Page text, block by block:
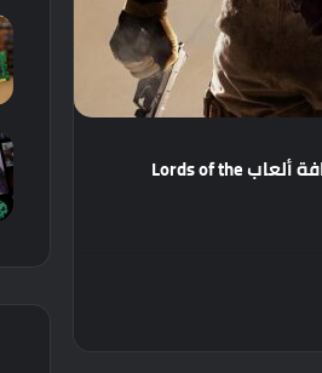
ألعابLords of the